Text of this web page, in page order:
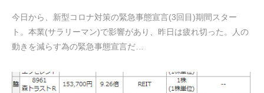
今日から、新型コロナ対策の緊急事態宣言(3回目)期間スター
ト。本業(サラリーマン)で影響があり、昨日は疲れ切った。人の
動きを減らす為の緊急事態宣言だ…